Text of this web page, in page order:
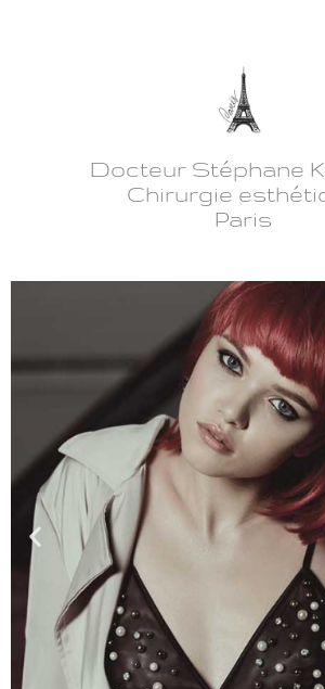
Docteur Stéphane
Chirurgie
Paris